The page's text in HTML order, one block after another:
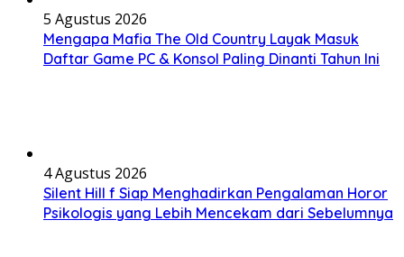
5 Agustus 2026
Mengapa Mafia The Old Country Layak Masuk
Daftar Game PC & Konsol Paling Dinanti Tahun Ini
4 Agustus 2026
Silent Hill f Siap Menghadirkan Pengalaman Horor
Psikologis yang Lebih Mencekam dari Sebelumnya